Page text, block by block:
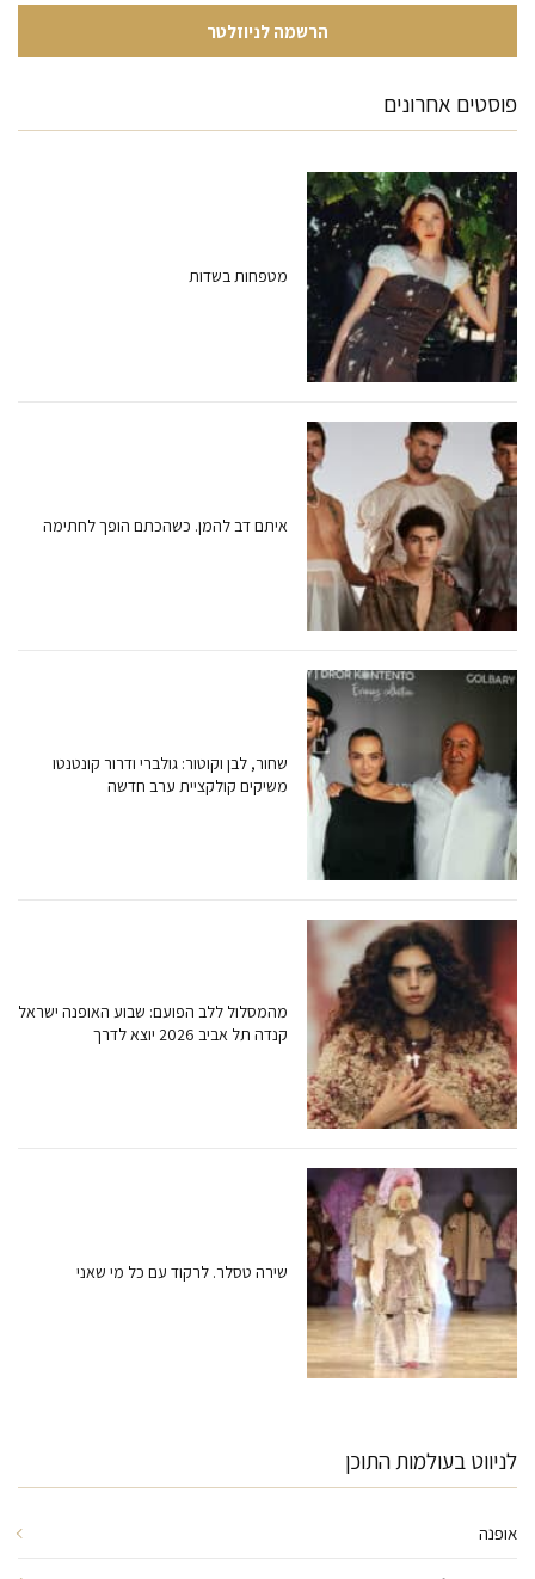
פוסטים אחרונים
מטפחות בשדות
איתם דב להמן. כשהכתם הופך לחתימה
שחור, לבן וקוטור: גולברי ודרור קונטנטו
משיקים קולקציית ערב חדשה
מהמסלול ללב הפועם: שבוע האופנה ישראל
קנדה תל אביב 2026 יוצא לדרך
שירה טסלר. לרקוד עם כל מי שאני
לניווט בעולמות התוכן
אופנה